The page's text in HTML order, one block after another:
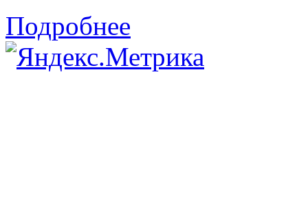
Подробнее